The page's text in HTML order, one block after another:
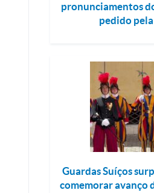
pronunciamentos
pedido
Guardas Suíços
comemorar avanço